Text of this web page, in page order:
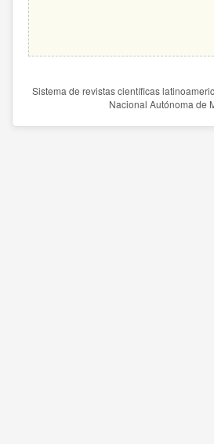
Sistema de revistas científicas
Nacional Autónoma de